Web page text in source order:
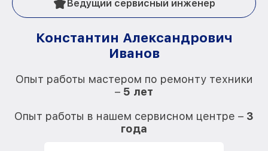
Ведущий сервисный инженер
Константин Александрович
Иванов
Опыт работы мастером по ремонту техники
– 5 лет
Опыт работы в нашем сервисном центре – 3
года